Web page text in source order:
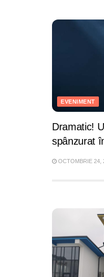
EVENIMENT
Dramatic!
spânzurat
OCTOMBRIE 24,